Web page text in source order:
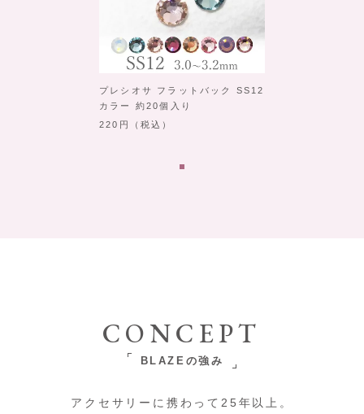
プレシオサ フラットバック SS12
カラー 約20個入り
220
（税込）
CONCEPT
BLAZEの強み
アクセサリーに携わって25年以上。